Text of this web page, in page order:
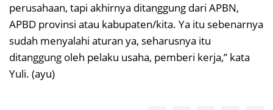
perusahaan, tapi akhirnya ditanggung dari APBN,
APBD provinsi atau kabupaten/kita. Ya itu sebenarnya
sudah menyalahi aturan ya, seharusnya itu
ditanggung oleh pelaku usaha, pemberi kerja,” kata
Yuli. (ayu)